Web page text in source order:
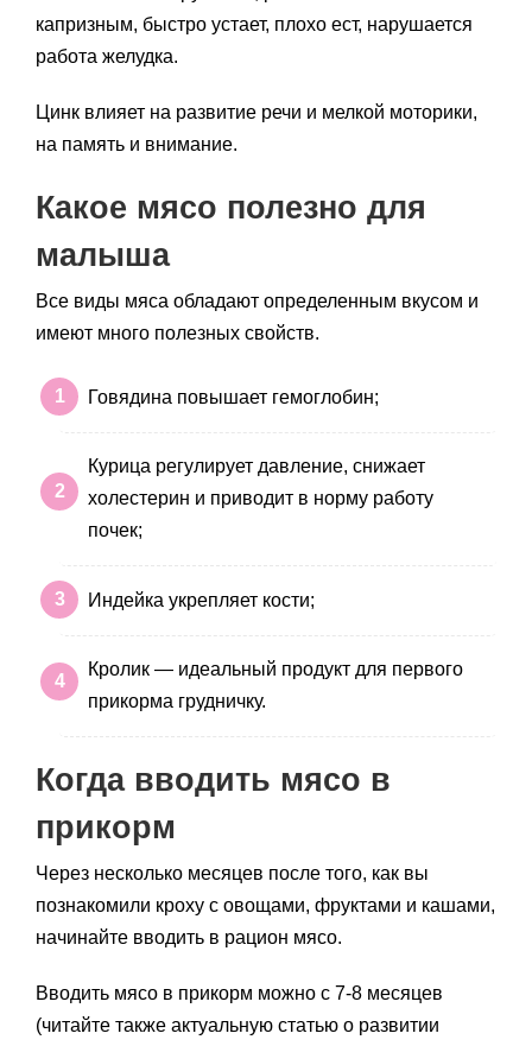
капризным, быстро устает, плохо ест, нарушается
работа желудка.
Цинк влияет на развитие речи и мелкой моторики,
на память и внимание.
Какое мясо полезно для
малыша
Все виды мяса обладают определенным вкусом и
имеют много полезных свойств.
Говядина повышает гемоглобин;
Курица регулирует давление, снижает
холестерин и приводит в норму работу
почек;
Индейка укрепляет кости;
Кролик — идеальный продукт для первого
прикорма грудничку.
Когда вводить мясо в
прикорм
Через несколько месяцев после того, как вы
познакомили кроху с овощами, фруктами и кашами,
начинайте вводить в рацион мясо.
Вводить мясо в прикорм можно с 7-8 месяцев
(читайте также актуальную статью о развитии